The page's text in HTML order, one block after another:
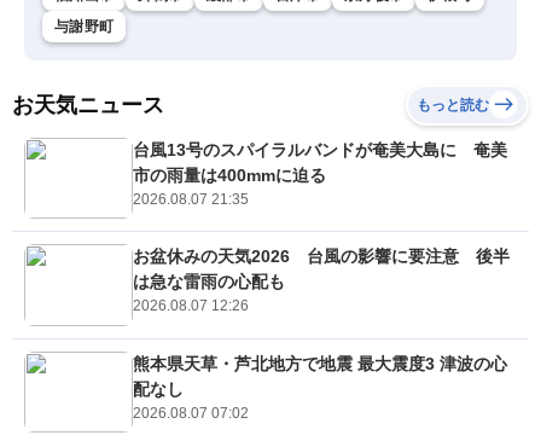
与謝野町
お天気ニュース もっと読む
台風13号のスパイラルバンドが奄美大島に 奄美
市の雨量は400mmに迫る
2026.08.07 21:35
お盆休みの天気2026 台風の影響に要注意 後半
は急な雷雨の心配も
2026.08.07 12:26
熊本県天草・芦北地方で地震 最大震度3 津波の心
配なし
2026.08.07 07:02